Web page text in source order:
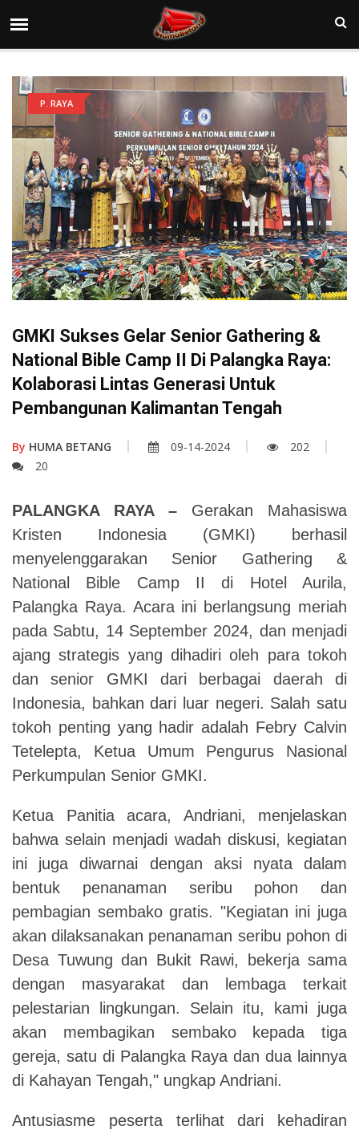
P. RAYA
GMKI Sukses Gelar Senior Gathering &
National Bible Camp II Di Palangka Raya:
Kolaborasi Lintas Generasi Untuk
Pembangunan Kalimantan Tengah
By HUMA BETANG 09-14-2024
202
20
PALANGKA RAYA – Gerakan Mahasiswa
Kristen Indonesia (GMKI) berhasil
menyelenggarakan Senior Gathering &
National Bible Camp II di Hotel Aurila,
Palangka Raya. Acara ini berlangsung meriah
pada Sabtu, 14 September 2024, dan menjadi
ajang strategis yang dihadiri oleh para tokoh
dan senior GMKI dari berbagai daerah di
Indonesia, bahkan dari luar negeri. Salah satu
tokoh penting yang hadir adalah Febry Calvin
Tetelepta, Ketua Umum Pengurus Nasional
Perkumpulan Senior GMKI.
Ketua Panitia acara, Andriani, menjelaskan
bahwa selain menjadi wadah diskusi, kegiatan
ini juga diwarnai dengan aksi nyata dalam
bentuk penanaman seribu pohon dan
pembagian sembako gratis. "Kegiatan ini juga
akan dilaksanakan penanaman seribu pohon di
Desa Tuwung dan Bukit Rawi, bekerja sama
dengan masyarakat dan lembaga terkait
pelestarian lingkungan. Selain itu, kami juga
akan membagikan sembako kepada tiga
gereja, satu di Palangka Raya dan dua lainnya
di Kahayan Tengah," ungkap Andriani.
Antusiasme peserta terlihat dari kehadiran